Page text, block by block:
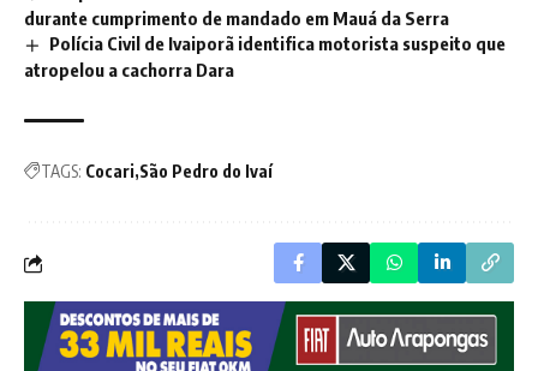
durante cumprimento de mandado em Mauá da Serra
Polícia Civil de Ivaiporã identifica motorista suspeito que
atropelou a cachorra Dara
TAGS: Cocari São Pedro do Ivaí